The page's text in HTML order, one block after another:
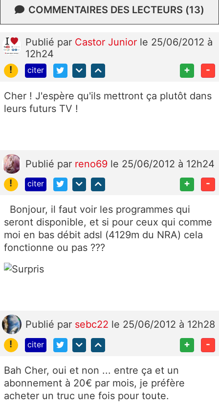
COMMENTAIRES DES LECTEURS (13)
Publié par Castor Junior le 25/06/2012 à
12h24
!
citer + -
Cher ! J'espère qu'ils mettront ça plutôt dans
leurs futurs TV !
Publié par reno69 le 25/06/2012 à 12h24
!
citer + -
Bonjour, il faut voir les programmes qui
seront disponible, et si pour ceux qui comme
moi en bas débit adsl (4129m du NRA) cela
fonctionne ou pas ???
Publié par sebc22 le 25/06/2012 à 12h28
!
citer + -
Bah Cher, oui et non ... entre ça et un
abonnement à 20€ par mois, je préfère
acheter un truc une fois pour toute.